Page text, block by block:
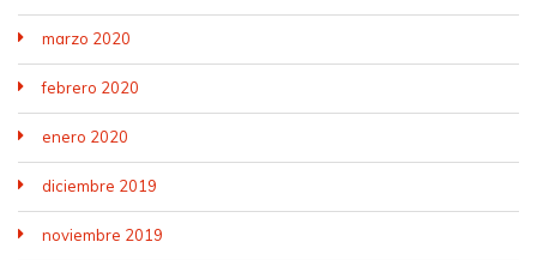
marzo 2020
febrero 2020
enero 2020
diciembre 2019
noviembre 2019